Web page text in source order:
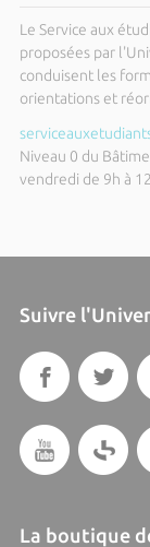
Le Service aux
proposées par
conduisent les
orientations et
Niveau 0 du
vendredi de 9h à
Suivre
La boutique